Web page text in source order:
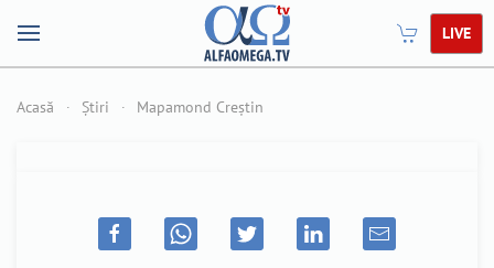
LIVE
Acasă Știri Mapamond Creștin